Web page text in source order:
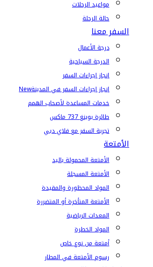
مواعيد الرحلات
حالة الرحلة
السفر معنا
درجة الأعمال
الدرجة السياحية
إنجاز إجراءات السفر
إنجاز إجراءات السفر في المدينةNew
خدمات المساعدة لأصحاب الهمم
طائرة بوينغ 737 ماكس
تجربة السفر مع فلاي دبي
الأمتعة
الأمتعة المحمولة باليد
الأمتعة المسجلة
المواد المحظورة والمقيدة
الأمتعة المتأخرة أو المتضررة
المعدات الرياضية
المواد الخطرة
أمتعة من نوع خاص
رسوم الأمتعة في المطار